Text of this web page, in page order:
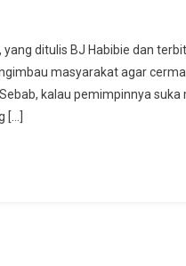
ditulis BJ Habibie dan
masyarakat agar
kalau pemimpinnya suka
[…]